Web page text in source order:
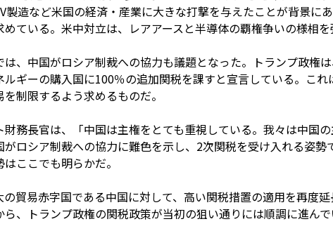
製造など米国の経済・産業に大きな打撃を与えたことが背景に
ている。米中対立は、レアアースと半導体の覇権争いの様相を
は、中国がロシア制裁への協力も議題となった。トランプ政権
ルギーの購入国に100％の追加関税を課すと宣言している。こ
制限するよう求めるものだ。
財務長官は、「中国は主権をとても重視している。我々は中国
がロシア制裁への協力に難色を示し、2次関税を受け入れる姿
ここでも明らかだ。
貿易赤字国である中国に対して、高い関税措置の適用を再度
、トランプ政権の関税政策が当初の狙い通りには順調に進んで